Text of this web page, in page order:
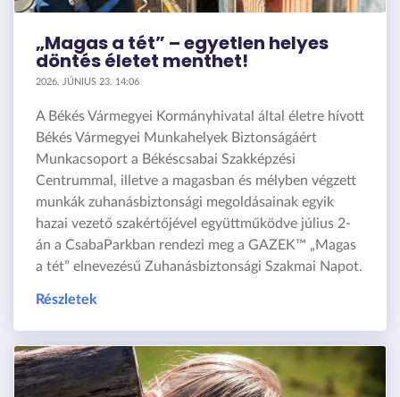
„Magas a tét” – egyetlen helyes
döntés életet menthet!
2026. JÚNIUS 23. 14:06
A Békés Vármegyei Kormányhivatal által életre hívott
Békés Vármegyei Munkahelyek Biztonságáért
Munkacsoport a Békéscsabai Szakképzési
Centrummal, illetve a magasban és mélyben végzett
munkák zuhanásbiztonsági megoldásainak egyik
hazai vezető szakértőjével együttműködve július 2-
án a CsabaParkban rendezi meg a GAZEK™ „Magas
a tét” elnevezésű Zuhanásbiztonsági Szakmai Napot.
Részletek